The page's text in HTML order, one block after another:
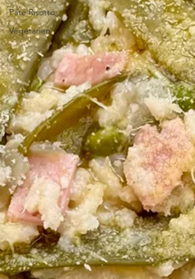
Pâte Risotto
Végétarien